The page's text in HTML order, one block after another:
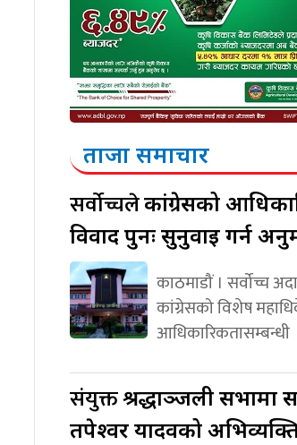
ताजा समाचार
सर्वोच्चलेकांग्रेसको
विवाद पुनः सुनुवाइ गर्न
काठमाडौं । सर्वोच्च
कांग्रेसको विशेष
आधिकारिकतासम्बन्धी
संयुक्तश्रद्धाञ्जली सभामा
तपेश्वर यादवको